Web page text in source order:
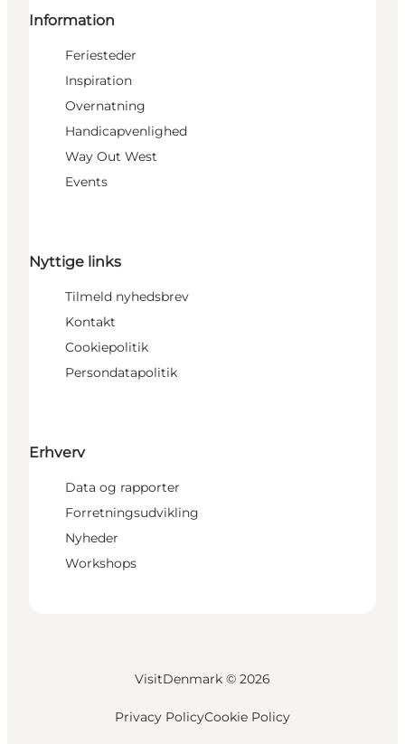
Information
Feriesteder
Inspiration
Overnatning
Handicapvenlighed
Way Out West
Events
Nyttige links
Tilmeld nyhedsbrev
Kontakt
Cookiepolitik
Persondatapolitik
Erhverv
Data og rapporter
Forretningsudvikling
Nyheder
Workshops
VisitDenmark © 2026
Privacy PolicyCookie Policy